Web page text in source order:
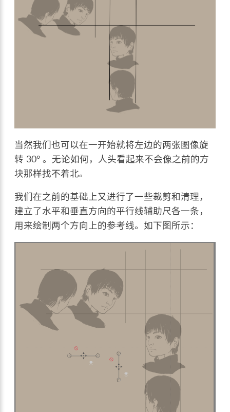
当然我们也可以在一开始就将左边的两张图像旋
转 30° 。无论如何，人头看起来不会像之前的方
块那样找不着北。
我们在之前的基础上又进行了一些裁剪和清理，
建立了水平和垂直方向的平行线辅助尺各一条，
用来绘制两个方向上的参考线。如下图所示：